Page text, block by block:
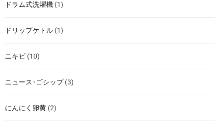
ドラム式洗濯機 (1)
ドリップケトル (1)
ニキビ (10)
ニュース･ゴシップ(3)
にんにく卵黄 (2)